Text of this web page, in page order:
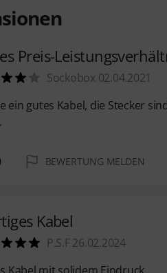
Preis-
Sockobox 02.04.2021
ein gutes Kabel, die Stecker
BEWERTUNG MELDEN
Kabel
P.S.F 26.02.2024